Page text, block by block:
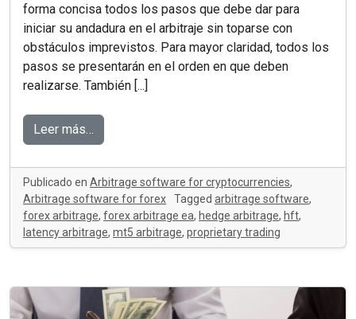
forma concisa todos los pasos que debe dar para
iniciar su andadura en el arbitraje sin toparse con
obstáculos imprevistos. Para mayor claridad, todos los
pasos se presentarán en el orden en que deben
realizarse. También [...]
Leer más…
Publicado en Arbitrage software for cryptocurrencies,
Arbitrage software for forex
Tagged arbitrage software,
forex arbitrage, forex arbitrage ea, hedge arbitrage, hft,
latency arbitrage, mt5 arbitrage, proprietary trading